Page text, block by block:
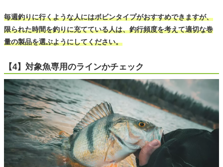
毎週釣りに行くような人にはボビンタイプがおすすめできますが、
限られた時間を釣りに充てている人は、釣行頻度を考えて適切な巻
量の製品を選ぶようにしてください。
【4】対象魚専用のラインかチェック